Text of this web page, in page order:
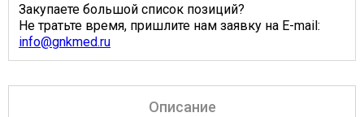
Закупаете большой список позиций?
Не тратьте время, пришлите нам заявку на E-mail:
info@gnkmed.ru
Описание